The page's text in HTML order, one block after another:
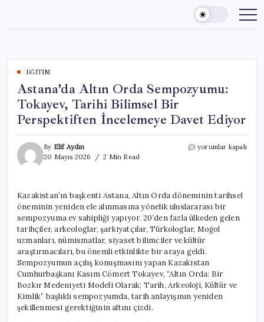
content
EĞITIM
Astana’da Altın Orda Sempozyumu:
Tokayev, Tarihi Bilimsel Bir
Perspektiften İncelemeye Davet Ediyor
By Elif Aydın
20 Mayıs 2026
2 Min Read
Astana’da
Tarihi
Bilimsel
Bir
Perspektiften
İncelemeye
Davet
Ediyor
için
yorumlar kapalı
Kazakistan’ın başkenti Astana, Altın Orda döneminin tarihsel
öneminin yeniden ele alınmasına yönelik uluslararası bir
sempozyuma ev sahipliği yapıyor. 20’den fazla ülkeden gelen
tarihçiler, arkeologlar, şarkiyatçılar, Türkologlar, Moğol
uzmanları, nümismatlar, siyaset bilimciler ve kültür
araştırmacıları, bu önemli etkinlikte bir araya geldi.
Sempozyumun açılış konuşmasını yapan Kazakistan
Cumhurbaşkanı Kasım Cömert Tokayev, “Altın Orda: Bir
Bozkır Medeniyeti Modeli Olarak; Tarih, Arkeoloji, Kültür ve
Kimlik” başlıklı sempozyumda, tarih anlayışının yeniden
şekillenmesi gerektiğinin altını çizdi.